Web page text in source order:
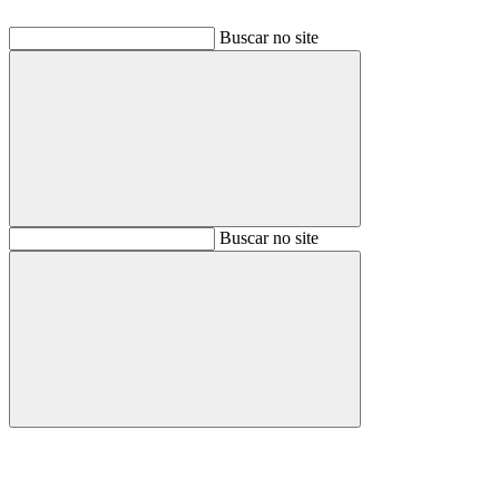
Buscar no site
BuscarBuscar no site
Buscar